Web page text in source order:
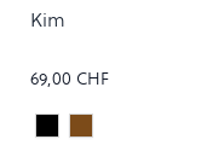
Kim
69,00 CHF
Colour
Black Tortoise
Havana